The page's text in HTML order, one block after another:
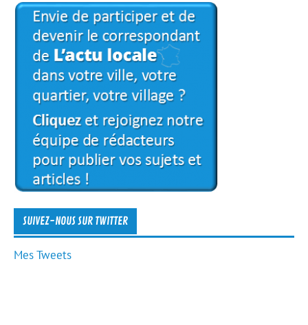
SUIVEZ-NOUS SUR TWITTER
Mes Tweets